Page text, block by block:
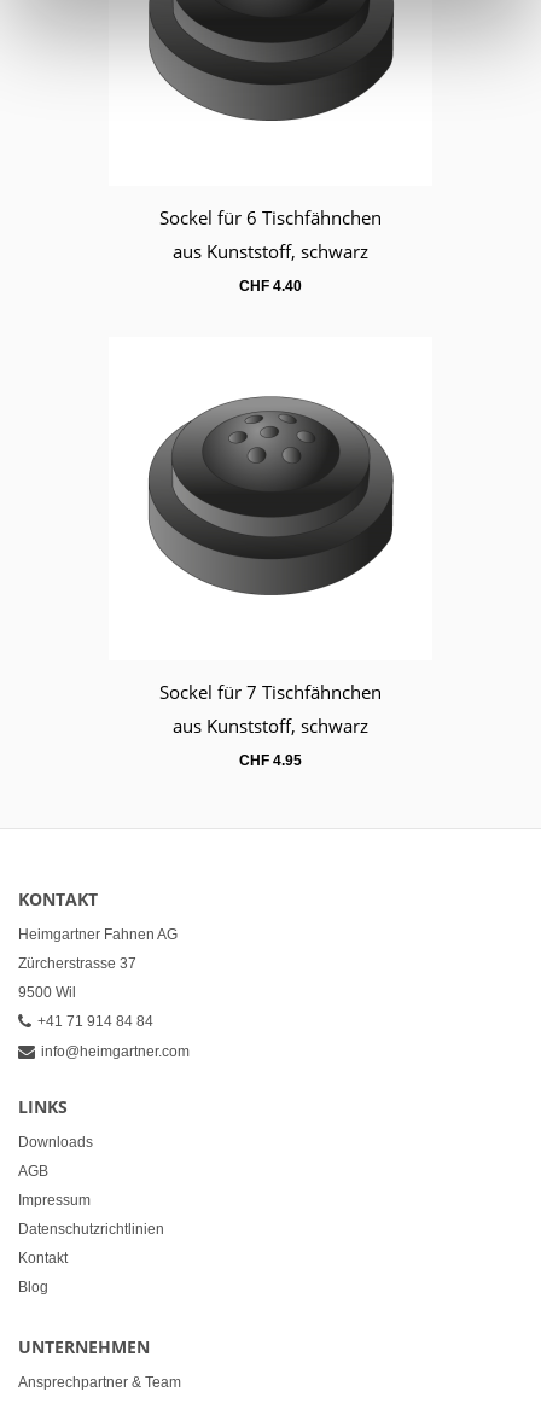
WarenkorbSockel für 6 Tischfähnchen
aus Kunststoff, schwarz
CHF 4.40
WarenkorbSockel für 7 Tischfähnchen
aus Kunststoff, schwarz
CHF 4.95
KONTAKT
Heimgartner Fahnen AG
Zürcherstrasse 37
9500 Wil
+41 71 914 84 84
info@heimgartner.com
LINKS
Downloads
AGB
Impressum
Datenschutzrichtlinien
Kontakt
Blog
UNTERNEHMEN
Ansprechpartner & Team